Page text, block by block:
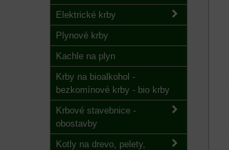
Elektrické krby
Plynové krby
Kachle na plyn
Krby na bioalkohol -
bezkomínové krby - bio krby
Krbové stavebnice -
obostavby
Kotly na drevo, pelety,